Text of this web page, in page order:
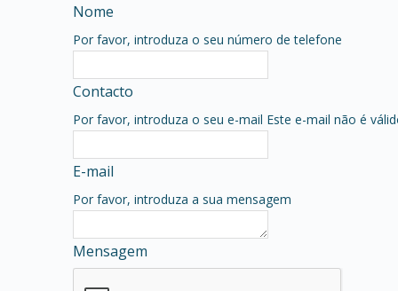
Nome
Por favor, introduza o seu número de telefone
Contacto
Por favor, introduza o seu e-mail Este e-mail não é
E-mail
Por favor, introduza a sua mensagem
Mensagem